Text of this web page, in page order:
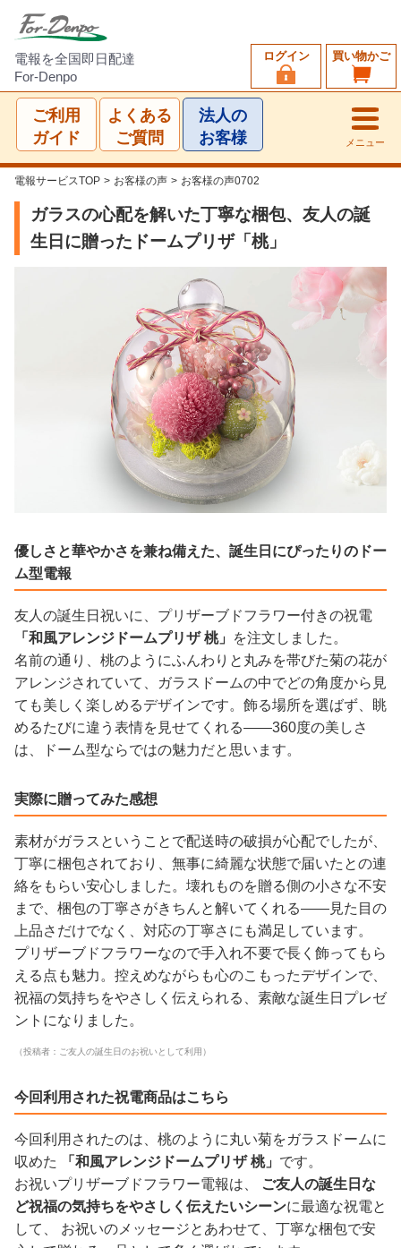
電報を全国即日配達
For-Denpo
買い物かご
ログイン
ご利用
ガイド
よくある
ご質問
法人の
お客様
メニュー
電報サービスTOP > お客様の声 > お客様の声0702
ガラスの心配を解いた丁寧な梱包、友人の誕
生日に贈ったドームプリザ「桃」
優しさと華やかさを兼ね備えた、誕生日にぴったりのドー
ム型電報
友人の誕生日祝いに、プリザーブドフラワー付きの祝電
「和風アレンジドームプリザ 桃」
を注文しました。
名前の通り、桃のようにふんわりと丸みを帯びた菊の花が
アレンジされていて、ガラスドームの中でどの角度から見
ても美しく楽しめるデザインです。飾る場所を選ばず、眺
めるたびに違う表情を見せてくれる——360度の美しさ
は、ドーム型ならではの魅力だと思います。
実際に贈ってみた感想
素材がガラスということで配送時の破損が心配でしたが、
丁寧に梱包されており、無事に綺麗な状態で届いたとの連
絡をもらい安心しました。壊れものを贈る側の小さな不安
まで、梱包の丁寧さがきちんと解いてくれる——見た目の
上品さだけでなく、対応の丁寧さにも満足しています。
プリザーブドフラワーなので手入れ不要で長く飾ってもら
える点も魅力。控えめながらも心のこもったデザインで、
祝福の気持ちをやさしく伝えられる、素敵な誕生日プレゼ
ントになりました。
（投稿者：ご友人の誕生日のお祝いとして利用）
今回利用された祝電商品はこちら
今回利用されたのは、桃のように丸い菊をガラスドームに
収めた
「和風アレンジドームプリザ 桃」 です。
お祝いプリザーブドフラワー電報は、
ご友人の誕生日な
ど祝福の気持ちをやさしく伝えたいシーンに最適な祝電と
して、 お祝いのメッセージとあわせて、丁寧な梱包で安